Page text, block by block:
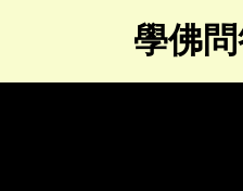
學佛